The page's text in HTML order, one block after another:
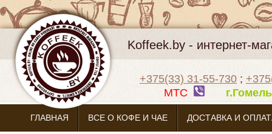
Koffeek.by - интернет-
+375(33) 31-55-730 ;
МТС
ГЛАВНАЯ ВСЕ О КОФЕ И ЧАЕ ДОСТАВКА И